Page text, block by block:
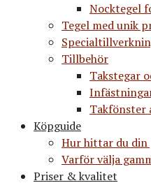
Nocktegel
Tegel med unik
Tillbehör
Takstegar
Takfönster
Köpguide
Hur hittar du din
Varför välja
Priser & kvalitet